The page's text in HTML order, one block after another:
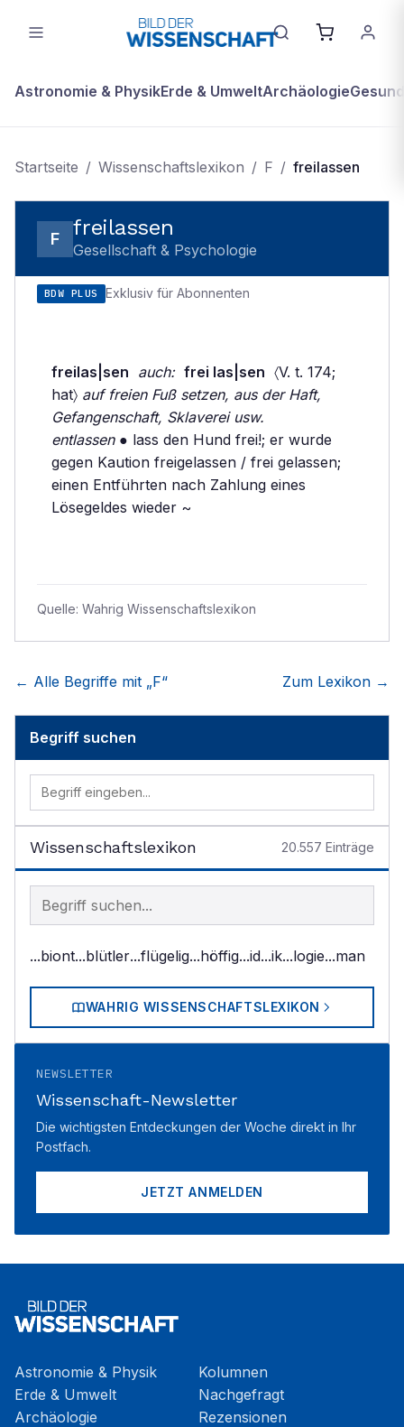
Astronomie & PhysikErde & UmweltArchäologie
Startseite / Wissenschaftslexikon / F / freilassen
F freilassen
Gesellschaft & Psychologie
BDW PLUS Exklusiv für Abonnenten
freilas|sen auch: frei las|sen 〈V. t. 174;
hat〉 auf freien Fuß setzen, aus der Haft,
Gefangenschaft, Sklaverei usw.
entlassen● lass den Hund frei!; er wurde
gegen Kaution freigelassen / frei gelassen;
einen Entführten nach Zahlung eines
Lösegeldes wieder ~
Quelle: Wahrig Wissenschaftslexikon
← Alle Begriffe mit „F“ Zum Lexikon →
Begriff suchen
Wissenschaftslexikon 20.557 Einträge
Begriff im Lexikon suchen
...biont...blütler...flügelig...höffig...id...ik...logie...man
WAHRIG WISSENSCHAFTSLEXIKON
NEWSLETTER
Wissenschaft-Newsletter
Die wichtigsten Entdeckungen der Woche direkt in Ihr
Postfach.
JETZT ANMELDEN
Astronomie & Physik
Erde & Umwelt
Archäologie
Kolumnen
Nachgefragt
Rezensionen